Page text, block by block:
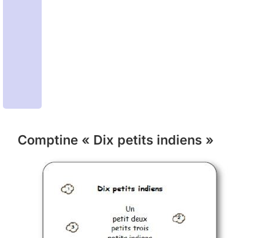
Comptine « Dix petits indiens »